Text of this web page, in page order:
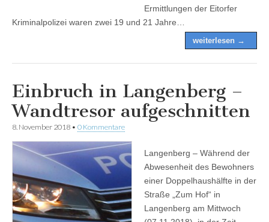
Ermittlungen der Eitorfer
Kriminalpolizei waren zwei 19 und 21 Jahre…
weiterlesen →
Einbruch in Langenberg –
Wandtresor aufgeschnitten
8. November 2018 • 0 Kommentare
Langenberg – Während der
Abwesenheit des Bewohners
einer Doppelhaushälfte in der
Straße „Zum Hof“ in
Langenberg am Mittwoch